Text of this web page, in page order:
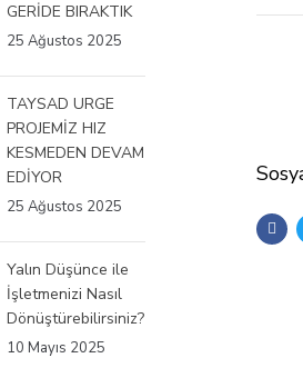
GERİDE BIRAKTIK
25 Ağustos 2025
TAYSAD URGE
PROJEMİZ HIZ
KESMEDEN DEVAM
EDİYOR
25 Ağustos 2025
Yalın Düşünce ile
İşletmenizi Nasıl
Dönüştürebilirsiniz?
10 Mayıs 2025